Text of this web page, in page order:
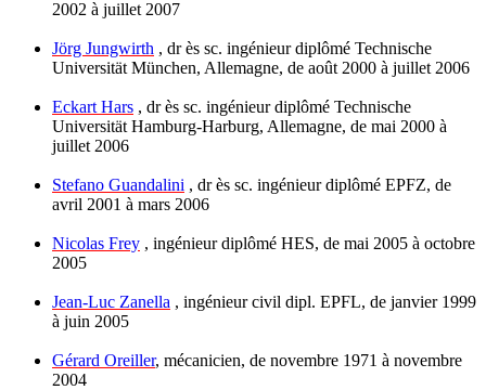
2002 à juillet 2007
Jörg Jungwirth , dr ès sc. ingénieur diplômé Technische
Universität München, Allemagne, de août 2000 à juillet 2006
Eckart Hars , dr ès sc. ingénieur diplômé Technische
Universität Hamburg-Harburg, Allemagne, de mai 2000 à
juillet 2006
Stefano Guandalini , dr ès sc. ingénieur diplômé EPFZ, de
avril 2001 à mars 2006
Nicolas Frey , ingénieur diplômé HES, de mai 2005 à octobre
2005
Jean-Luc Zanella , ingénieur civil dipl. EPFL, de janvier 1999
à juin 2005
Gérard Oreiller, mécanicien, de novembre 1971 à novembre
2004